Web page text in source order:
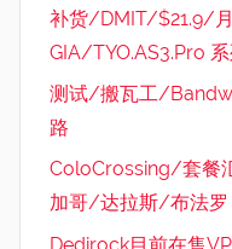
补货/DMIT/$21.9/
GIA/TYO.AS3.Pro
测试/搬瓦工/
路
ColoCrossing/套
加哥/达拉斯/布法罗